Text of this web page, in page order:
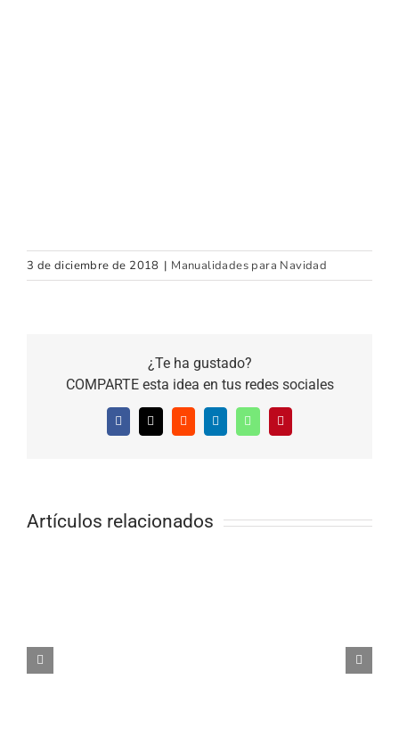
3 de diciembre de 2018 | Manualidades para Navidad
¿Te ha gustado?
COMPARTE esta idea en tus redes sociales
Facebook
X RedditLinkedInWhatsAppPinterest
Artículos relacionados